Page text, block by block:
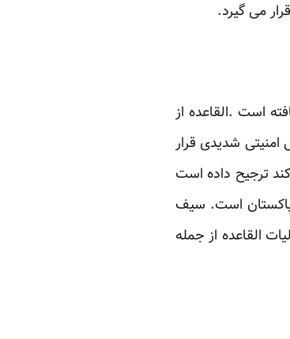
می گیرد.
است .القاعده از
شدیدی قرار
ترجیح داده است
پاکستان است. سیف
القاعده از جمله